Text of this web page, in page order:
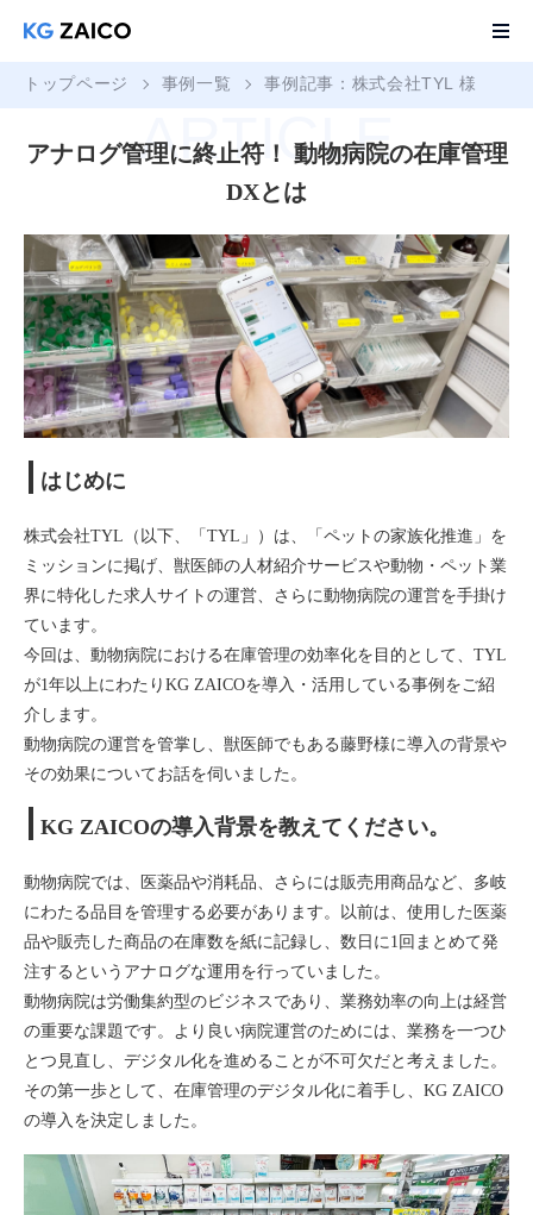
トップページ 事例一覧 事例記事：株式会社TYL 様
ARTICLE
アナログ管理に終止符！ 動物病院の在庫管理
DXとは
はじめに
株式会社TYL（以下、「TYL」）は、「ペットの家族化推進」を
ミッションに掲げ、獣医師の人材紹介サービスや動物・ペット業
界に特化した求人サイトの運営、さらに動物病院の運営を手掛け
ています。
今回は、動物病院における在庫管理の効率化を目的として、TYL
が1年以上にわたりKG ZAICOを導入・活用している事例をご紹
介します。
動物病院の運営を管掌し、獣医師でもある藤野様に導入の背景や
その効果についてお話を伺いました。
KG ZAICOの導入背景を教えてください。
動物病院では、医薬品や消耗品、さらには販売用商品など、多岐
にわたる品目を管理する必要があります。以前は、使用した医薬
品や販売した商品の在庫数を紙に記録し、数日に1回まとめて発
注するというアナログな運用を行っていました。
動物病院は労働集約型のビジネスであり、業務効率の向上は経営
の重要な課題です。より良い病院運営のためには、業務を一つひ
とつ見直し、デジタル化を進めることが不可欠だと考えました。
その第一歩として、在庫管理のデジタル化に着手し、KG ZAICO
の導入を決定しました。